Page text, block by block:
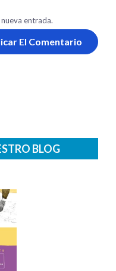
entrada.
BLOG